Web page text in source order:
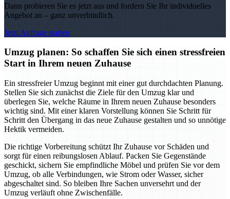
Dann probieren Sie es jetzt aus und fordern Sie Ihr individuelles
Angebot an – ganz unverbindlich.
Jetzt Anfrage starten
Umzug planen: So schaffen Sie sich einen stressfreien
Start in Ihrem neuen Zuhause
Ein stressfreier Umzug beginnt mit einer gut durchdachten Planung.
Stellen Sie sich zunächst die Ziele für den Umzug klar und
überlegen Sie, welche Räume in Ihrem neuen Zuhause besonders
wichtig sind. Mit einer klaren Vorstellung können Sie Schritt für
Schritt den Übergang in das neue Zuhause gestalten und so unnötige
Hektik vermeiden.
Die richtige Vorbereitung schützt Ihr Zuhause vor Schäden und
sorgt für einen reibungslosen Ablauf. Packen Sie Gegenstände
geschickt, sichern Sie empfindliche Möbel und prüfen Sie vor dem
Umzug, ob alle Verbindungen, wie Strom oder Wasser, sicher
abgeschaltet sind. So bleiben Ihre Sachen unversehrt und der
Umzug verläuft ohne Zwischenfälle.